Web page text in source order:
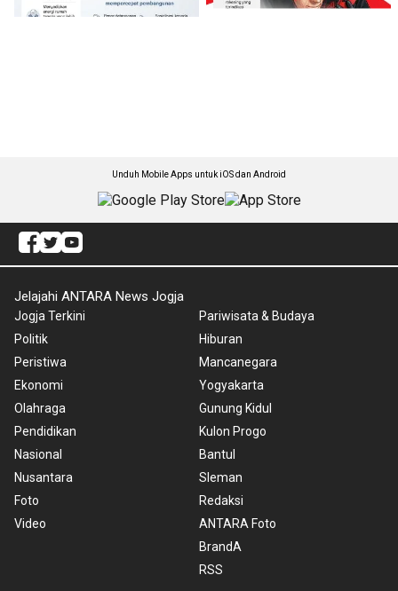
Unduh Mobile Apps untuk iOS dan Android
Jelajahi ANTARA News Jogja
Jogja Terkini
Politik
Peristiwa
Ekonomi
Olahraga
Pendidikan
Nasional
Nusantara
Foto
Video
Pariwisata & Budaya
Hiburan
Mancanegara
Yogyakarta
Gunung Kidul
Kulon Progo
Bantul
Sleman
Redaksi
ANTARA Foto
BrandA
RSS